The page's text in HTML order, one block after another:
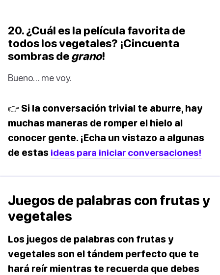
20. ¿Cuál es la película favorita de
todos los vegetales? ¡Cincuenta
sombras degrano!
Bueno… me voy.
👉 Si la conversación trivial te aburre, hay
muchas maneras de romper el hielo al
conocer gente. ¡Echa un vistazo a algunas
de estas ideas para iniciar conversaciones!
Juegos de palabras con frutas y
vegetales
Los juegos de palabras con frutas y
vegetales son el tándem perfecto que te
hará reír mientras te recuerda que debes